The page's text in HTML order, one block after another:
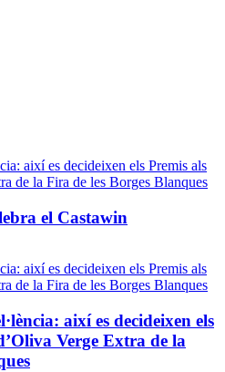
el Castawin
així es decideixen els
Verge Extra de la